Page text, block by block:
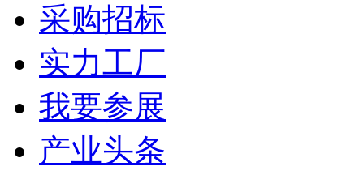
采购招标
实力工厂
我要参展
产业头条